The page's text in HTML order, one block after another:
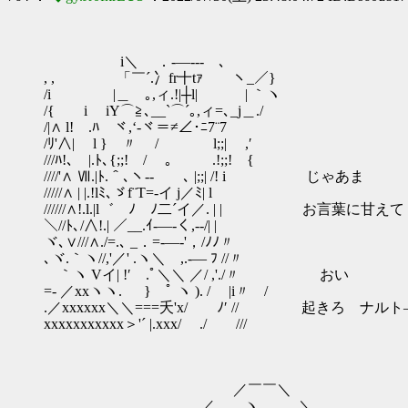
i＼ ．-―‐‐- ､
, , 「￣´.冫fr十tｧ ヽ_／}
/i |＿ ｡,ィ.!|┼l| | ｀ヽ
/{ i iY⌒≧､__`⌒´｡,ィ=､_j＿./
/|∧ l! .ﾊ ヾ,‘‐ヾ＝≠∠･ﾆ7¨7
/ﾘ'∧| l } 〃 / l;;| ,′
///ﾊ!､ |.ﾄ､{;;! / 。 .!;;! {
////'∧ Ⅶ.|ﾄ.＾､ヽ-‐ ､ |;;| /! i じゃあま
/////∧ | |.!lﾐ､ゞf¨T=-イ j／ﾐ| l
//////∧!.l.|l゛ゝﾉ ﾉ二´イ／. | | お言葉に甘えて
＼//ﾄ､/∧!.| ／__.ｲ-―‐く,-‐/| |
ヾ､∨///∧./=.､ _．=‐―‐'，/ﾉﾉ〃
､ヾ.｀ヽ//,'／' .ヽ＼ ,.-― ﾌ //〃
｀ヽ Vイ| !′ .ﾟ＼＼ ／/ ,'./〃 おい
=‐ ／xxヽヽ. } ﾟ ヽ ). / |i〃 /
.／xxxxxx＼＼===夭'x/ ﾉ′ // 起きろ ナル
xxxxxxxxxxx＞'´ |.xxx/ ./ ///
／￣￣＼